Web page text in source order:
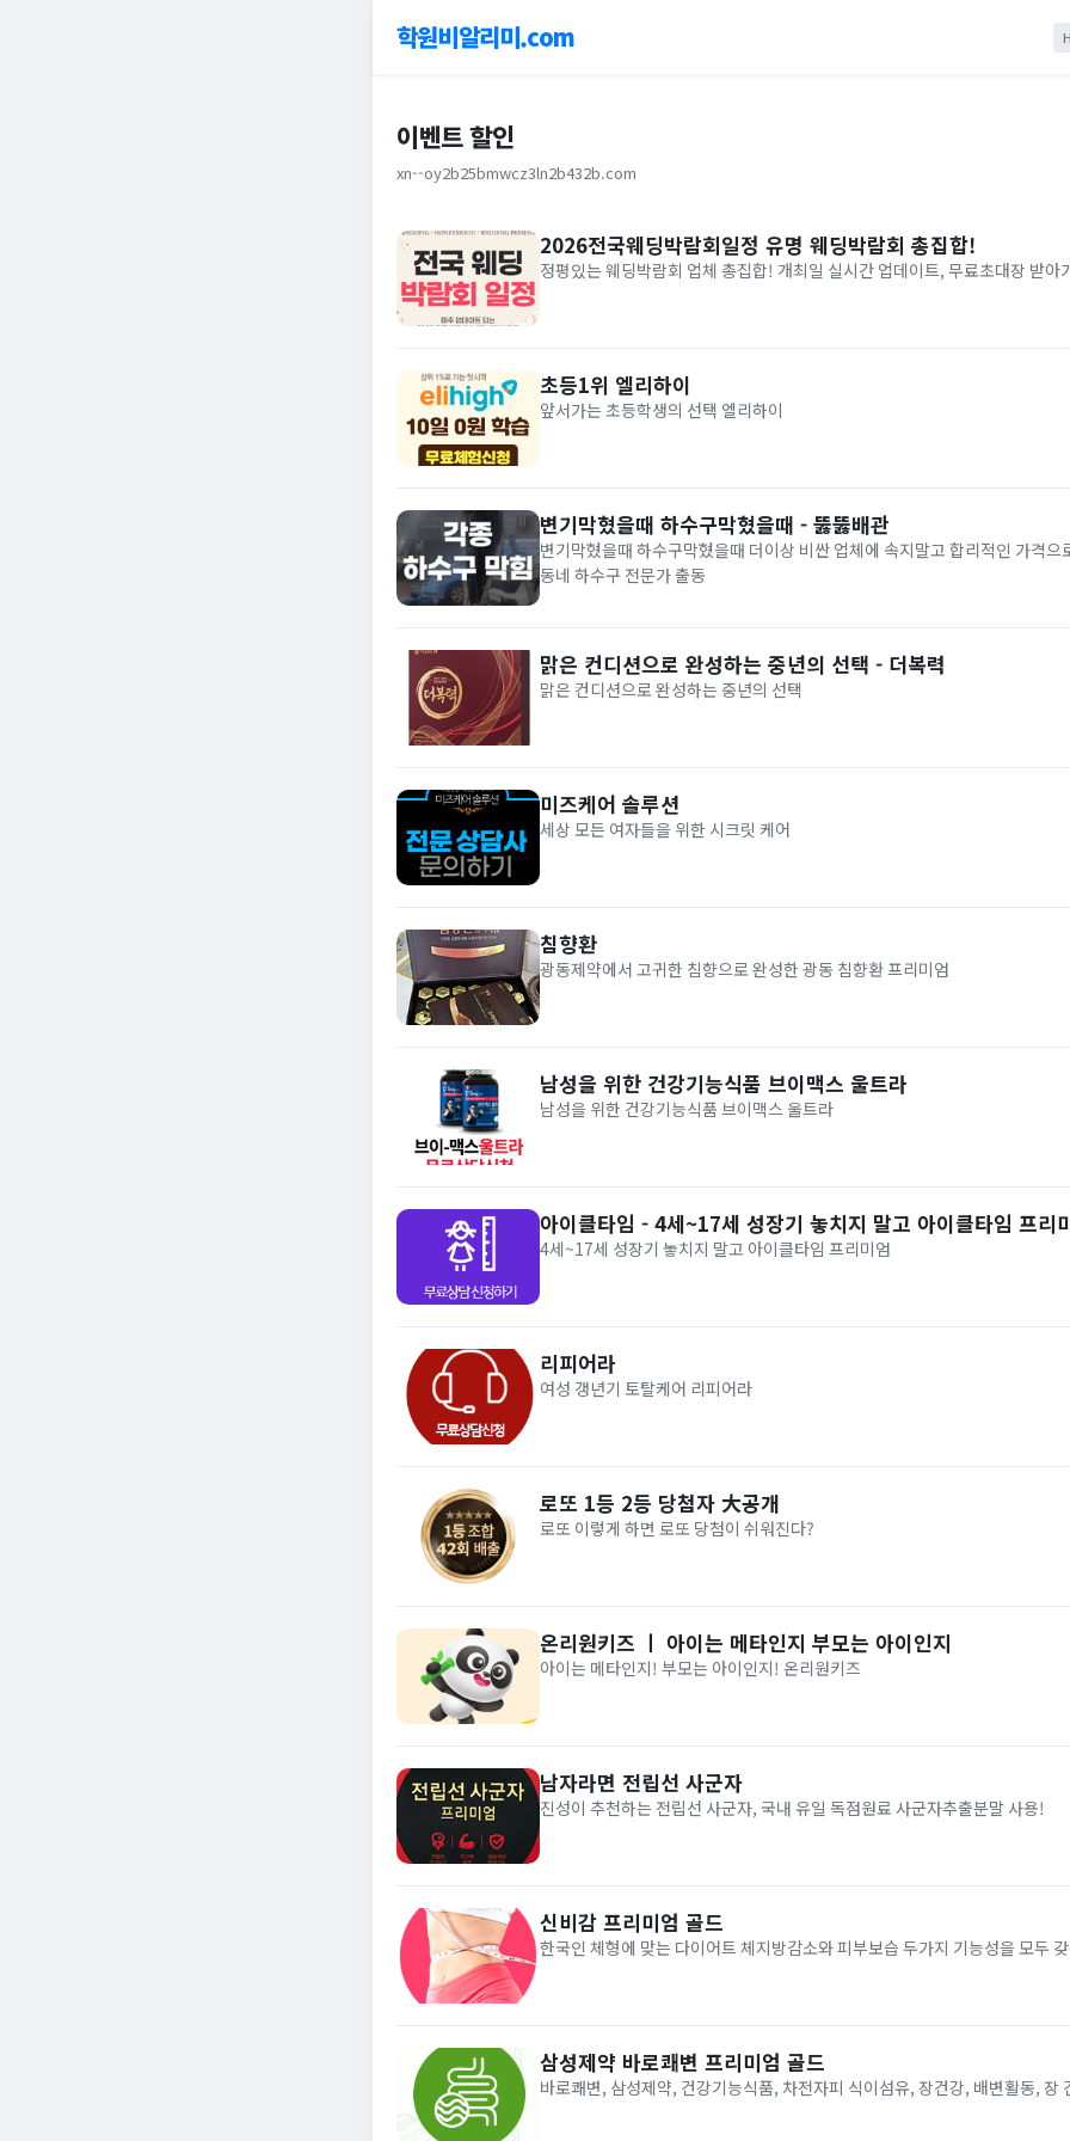
학원비알리미.com
이벤트 할인
xn--oy2b25bmwcz3ln2b432b.com
2026전국웨딩박람회일정 유명 웨딩박람회 총집합!
정평있는 웨딩박람회 업체 총집합! 개최일 실시간 업데이트, 무료초대장 받아
초등1위 엘리하이
앞서가는 초등학생의 선택 엘리하이
변기막혔을때 하수구막혔을때 - 뚫뚫배관
변기막혔을때 하수구막혔을때 더이상 비싼 업체에 속지말고 합리적인 가격
동네 하수구 전문가 출동
맑은 컨디션으로 완성하는 중년의 선택 - 더복력
맑은 컨디션으로 완성하는 중년의 선택
미즈케어 솔루션
세상 모든 여자들을 위한 시크릿 케어
침향환
광동제약에서 고귀한 침향으로 완성한 광동 침향환 프리미엄
남성을 위한 건강기능식품 브이맥스 울트라
남성을 위한 건강기능식품 브이맥스 울트라
아이클타임 - 4세~17세 성장기 놓치지 말고 아이클타임 프리
4세~17세 성장기 놓치지 말고 아이클타임 프리미엄
리피어라
여성 갱년기 토탈케어 리피어라
로또 1등 2등 당첨자 大공개
로또 이렇게 하면 로또 당첨이 쉬워진다?
온리원키즈 ㅣ 아이는 메타인지 부모는 아이인지
아이는 메타인지! 부모는 아이인지! 온리원키즈
남자라면 전립선 사군자
진성이 추천하는 전립선 사군자, 국내 유일 독점원료 사군자추출분말 사용!
신비감 프리미엄 골드
한국인 체형에 맞는 다이어트 체지방감소와 피부보습 두가지 기능성을 모두
삼성제약 바로쾌변 프리미엄 골드
바로쾌변, 삼성제약, 건강기능식품, 차전자피 식이섬유, 장건강, 배변활동, 장